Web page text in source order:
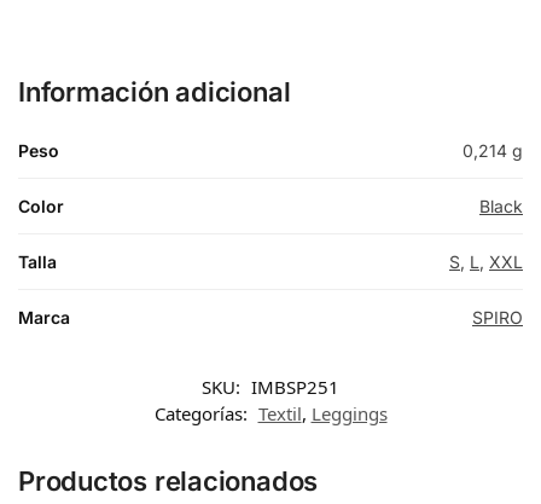
Información adicional
Peso 0,214 g
Color Black
Talla S, L, XXL
Marca SPIRO
SKU: IMBSP251
Categorías: Textil, Leggings
Productos relacionados